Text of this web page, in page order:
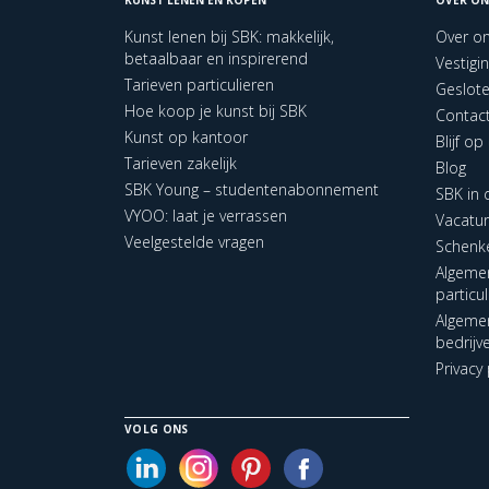
Kunst lenen bij SBK: makkelijk,
betaalbaar en inspirerend
Tarieven particulieren
Hoe koop je kunst bij SBK
Kunst op kantoor
Tarieven zakelijk
SBK Young – studentenabonnement
VYOO: laat je verrassen
Veelgestelde vragen
Over
Blijf op
Blog
SBK in
VOLG ONS